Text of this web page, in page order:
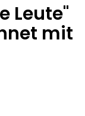
Leute"
mit